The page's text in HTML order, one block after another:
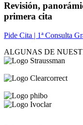
Revisión,
primera cita
Pide Cita | 1ª Consulta
ALGUNAS DE